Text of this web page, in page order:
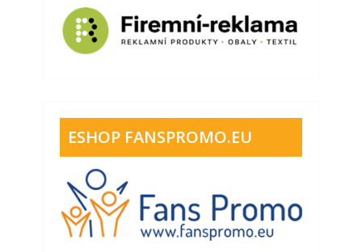
ESHOP FANSPROMO.EU